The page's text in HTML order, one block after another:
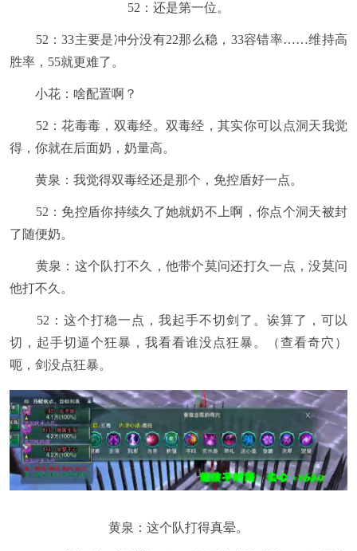
52：还是第一位。
52：33主要是冲分没有22那么稳，33容错率……维持高
胜率，55就更难了。
小花：啥配置啊？
52：花毒毒，双毒经。双毒经，其实你可以点洞天我觉
得，你就在后面奶，奶量高。
黄泉：我觉得双毒经还是那个，免控盾好一点。
52：免控盾你持续久了她就奶不上啊，你点个洞天被封
了随便奶。
黄泉：这个队打不久，他带个莫问还打久一点，没莫问
他打不久。
52：这个打稳一点，我起手不切剑了。诶算了，可以
切，起手切逼个狂暴，我看看谁没点狂暴。（查看奇穴）
呃，剑没点狂暴。
黄泉：这个队打得真晕。